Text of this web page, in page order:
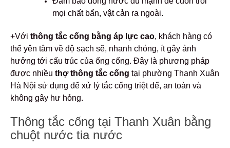
mọi chất bẩn, vật cản ra ngoài.
+Với thông tắc cống bằng áp lực cao, khách hàng có
thể yên tâm về độ sạch sẽ, nhanh chóng, ít gây ảnh
hưởng tới cấu trúc của ống cống. Đây là phương pháp
được nhiều thợ thông tắc cống tại phường Thanh Xuân
Hà Nội sử dụng để xử lý tắc cống triệt để, an toàn và
không gây hư hỏng.
Thông tắc cống tại Thanh Xuân bằng
chuột nước tia nước